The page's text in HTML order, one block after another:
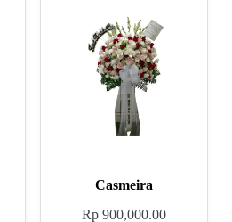
Casmeira
Rp 900,000.00